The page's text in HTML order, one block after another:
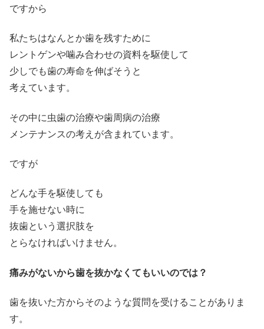
ですから
私たちはなんとか歯を残すために
レントゲンや噛み合わせの資料を駆使して
少しでも歯の寿命を伸ばそうと
考えています。
その中に虫歯の治療や歯周病の治療
メンテナンスの考えが含まれています。
ですが
どんな手を駆使しても
手を施せない時に
抜歯という選択肢を
とらなければいけません。
痛みがないから歯を抜かなくてもいいのでは？
歯を抜いた方からそのような質問を受けることがありま
す。